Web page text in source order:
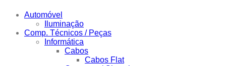
Automóvel
Iluminação
Comp. Técnicos / Peças
Informática
Cabos
Cabos Flat